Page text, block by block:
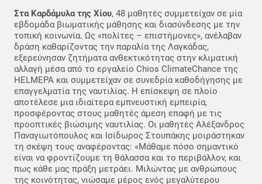
Στα Καρδάμυλα της Χίου, 48 μαθητές συμμετείχαν σε μία
εβδομάδα βιωματικής μάθησης και διασύνδεσης με την
τοπική κοινωνία. Ως «πολίτες – επιστήμονες», ανέλαβαν
δράση καθαρίζοντας την παραλία της Λαγκάδας,
εξερεύνησαν ζητήματα ανθεκτικότητας στην κλιματική
αλλαγή μέσα από το εργαλείο Chios ClimateChance της
HELMEPA και συμμετείχαν σε συνεδρία καθοδήγησης με
επαγγελματία της ναυτιλίας. Η επίσκεψη σε πλοίο
αποτέλεσε μια ιδιαίτερα εμπνευστική εμπειρία,
προσφέροντας στους μαθητές άμεση επαφή με τις
προοπτικές βιώσιμης ναυτιλίας. Οι μαθητές Αλέξανδρος
Παναγιωτόπουλος και Ισίδωρος Στουπάκης μοιράστηκαν
τη σκέψη τους αναφέροντας: «Μάθαμε πόσο σημαντικό
είναι να φροντίζουμε τη θάλασσα και το περιβάλλον, και
πως κάθε μας πράξη μετράει. Μιλώντας με ανθρώπους
της κοινότητας, νιώσαμε μέρος ενός μεγαλύτερου